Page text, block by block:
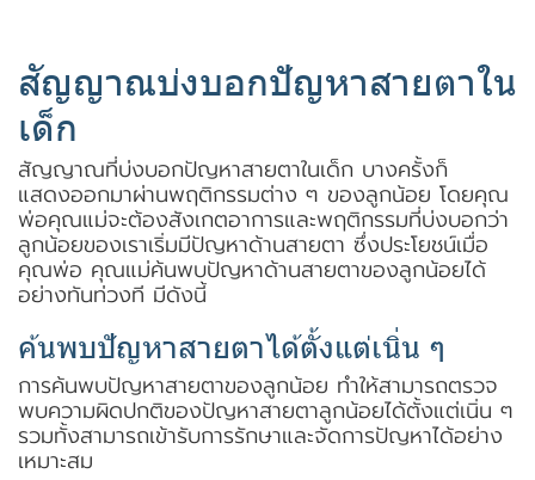
สัญญาณบ่งบอกปัญหาสายตาใน
เด็ก
สัญญาณที่บ่งบอกปัญหาสายตาในเด็ก บางครั้งก็
แสดงออกมาผ่านพฤติกรรมต่าง ๆ ของลูกน้อย โดยคุณ
พ่อคุณแม่จะต้องสังเกตอาการและพฤติกรรมที่บ่งบอกว่า
ลูกน้อยของเราเริ่มมีปัญหาด้านสายตา ซึ่งประโยชน์เมื่อ
คุณพ่อ คุณแม่ค้นพบปัญหาด้านสายตาของลูกน้อยได้
อย่างทันท่วงที มีดังนี้
ค้นพบปัญหาสายตาได้ตั้งแต่เนิ่น ๆ
การค้นพบปัญหาสายตาของลูกน้อย ทำให้สามารถตรวจ
พบความผิดปกติของปัญหาสายตาลูกน้อยได้ตั้งแต่เนิ่น ๆ
รวมทั้งสามารถเข้ารับการรักษาและจัดการปัญหาได้อย่าง
เหมาะสม